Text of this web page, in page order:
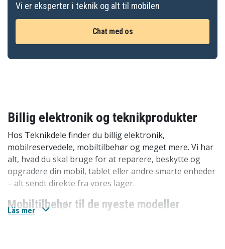
Vi er eksperter i teknik og alt til mobilen
Chat med os
Billig elektronik og teknikprodukter
Hos Teknikdele finder du billig elektronik,
mobilreservedele, mobiltilbehør og meget mere. Vi har
alt, hvad du skal bruge for at reparere, beskytte og
opgradere din mobil, tablet eller andre smarte enheder
– alt sendt direkte fra vores lager.
Mobiltilbehør til de nyeste modeller
Läs mer